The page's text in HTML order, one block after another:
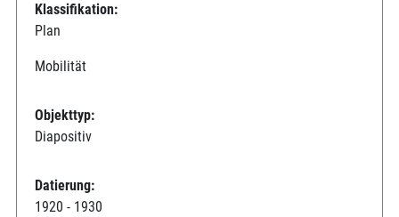
Klassifikation:
Plan
Mobilität
Objekttyp:
Diapositiv
Datierung:
1920 - 1930